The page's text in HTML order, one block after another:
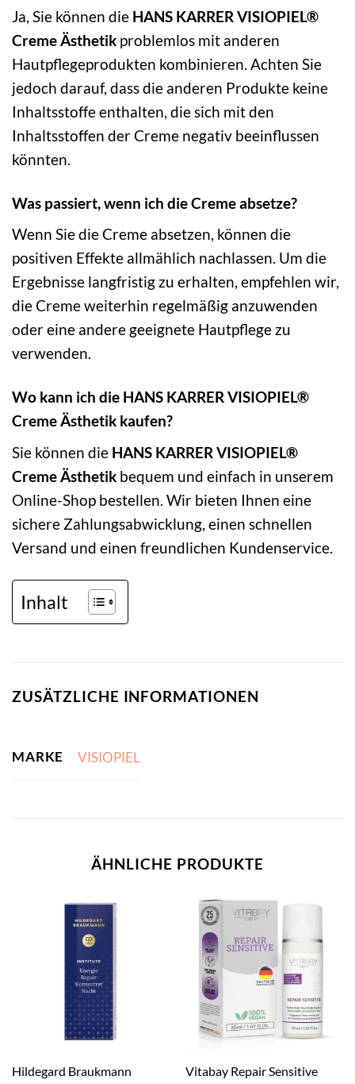
Ja, Sie können die HANS KARRER VISIOPIEL®
Creme Ästhetik problemlos mit anderen
Hautpflegeprodukten kombinieren. Achten Sie
jedoch darauf, dass die anderen Produkte keine
Inhaltsstoffe enthalten, die sich mit den
Inhaltsstoffen der Creme negativ beeinflussen
könnten.
Was passiert, wenn ich die Creme absetze?
Wenn Sie die Creme absetzen, können die
positiven Effekte allmählich nachlassen. Um die
Ergebnisse langfristig zu erhalten, empfehlen wir,
die Creme weiterhin regelmäßig anzuwenden
oder eine andere geeignete Hautpflege zu
verwenden.
Wo kann ich die HANS KARRER VISIOPIEL®
Creme Ästhetik kaufen?
Sie können die HANS KARRER VISIOPIEL®
Creme Ästhetik bequem und einfach in unserem
Online-Shop bestellen. Wir bieten Ihnen eine
sichere Zahlungsabwicklung, einen schnellen
Versand und einen freundlichen Kundenservice.
Inhalt
ZUSÄTZLICHE INFORMATIONEN
MARKE VISIOPIEL
ÄHNLICHE PRODUKTE
Hildegard Braukmann
Vitabay Repair Sensitive